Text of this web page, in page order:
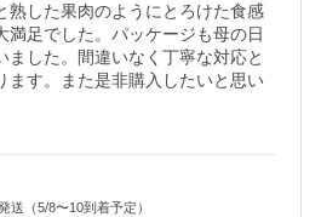
熟した果肉のようにとろけた食感
満足でした。パッケージも母の日
ました。間違いなく丁寧な対応と
ます。また是非購入したいと思い
送（5/8〜10到着予定）